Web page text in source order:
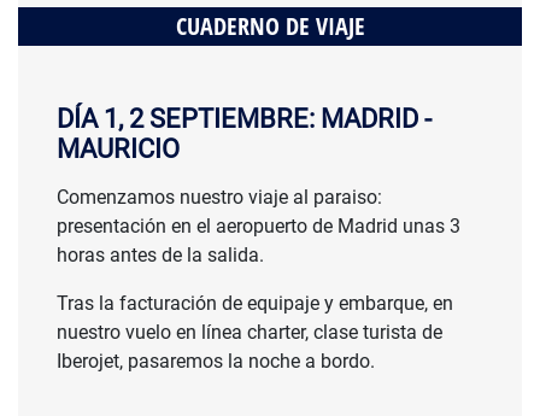
CUADERNO DE VIAJE
DÍA 1, 2 SEPTIEMBRE: MADRID -
MAURICIO
Comenzamos nuestro viaje al paraiso:
presentación en el aeropuerto de Madrid unas 3
horas antes de la salida.
Tras la facturación de equipaje y embarque, en
nuestro vuelo en línea charter, clase turista de
Iberojet, pasaremos la noche a bordo.